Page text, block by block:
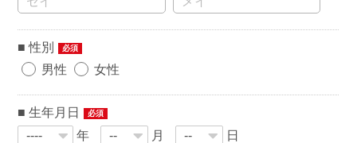
性別 必須
男性 女性
生年月日 必須
年 月 日